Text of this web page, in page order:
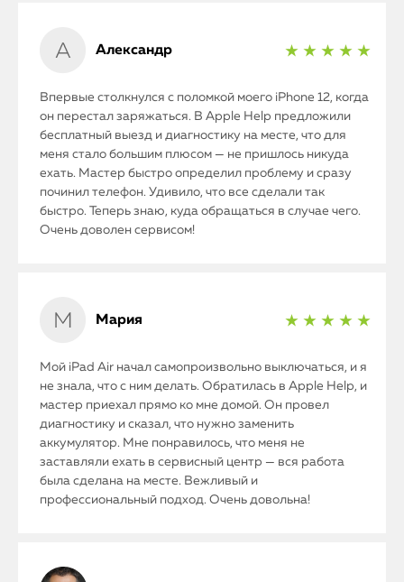
Александр ★ ★ ★ ★ ★
Впервые столкнулся с поломкой моего iPhone 12, когда
он перестал заряжаться. В Apple Help предложили
бесплатный выезд и диагностику на месте, что для
меня стало большим плюсом — не пришлось никуда
ехать. Мастер быстро определил проблему и сразу
починил телефон. Удивило, что все сделали так
быстро. Теперь знаю, куда обращаться в случае чего.
Очень доволен сервисом!
Мария ★ ★ ★ ★ ★
Мой iPad Air начал самопроизвольно выключаться, и я
не знала, что с ним делать. Обратилась в Apple Help, и
мастер приехал прямо ко мне домой. Он провел
диагностику и сказал, что нужно заменить
аккумулятор. Мне понравилось, что меня не
заставляли ехать в сервисный центр — вся работа
была сделана на месте. Вежливый и
профессиональный подход. Очень довольна!